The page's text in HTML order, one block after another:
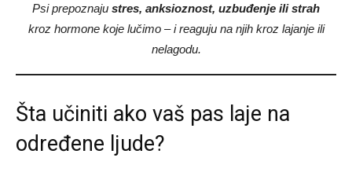
Psi prepoznaju stres, anksioznost, uzbuđenje ili strah
kroz hormone koje lučimo – i reaguju na njih kroz lajanje ili
nelagodu.
Šta učiniti ako vaš pas laje na
određene ljude?